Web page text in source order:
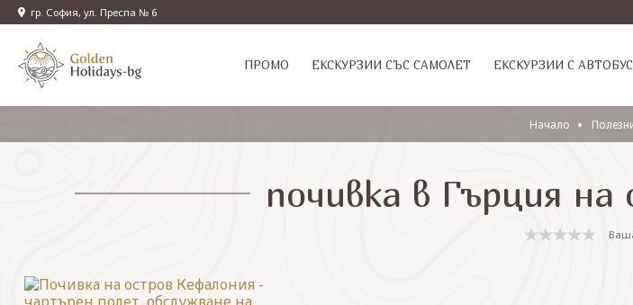
гр. София, ул. Преспа № 6
ПРОМО EКСКУРЗИИ СЪС САМОЛЕТ ЕКСКУРЗИИ С АВТОБУС
Начало
почивка в Гърция